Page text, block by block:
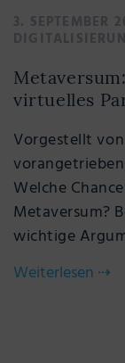
3. SEPTEMBER
virtuelles
Vorgestellt
Welche
Metaversum?
wichtige
Weiterlesen ⇢